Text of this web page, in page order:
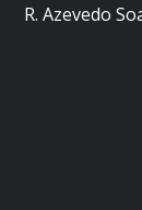
R. Azevedo